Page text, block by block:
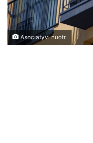
Asociatyvi nuotr.